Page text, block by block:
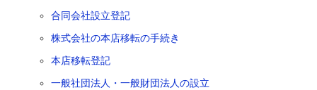
合同会社設立登記
株式会社の本店移転の手続き
本店移転登記
一般社団法人・一般財団法人の設立